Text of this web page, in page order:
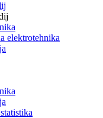
elektrotehnika